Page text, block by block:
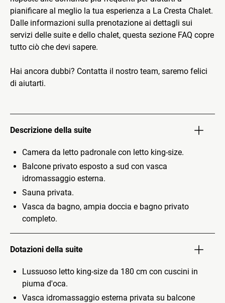
pianificare al meglio la tua esperienza a La Cresta Chalet.
Dalle informazioni sulla prenotazione ai dettagli sui
servizi delle suite e dello chalet, questa sezione FAQ copre
tutto ciò che devi sapere.
Hai ancora dubbi? Contatta il nostro team, saremo felici
di aiutarti.
Descrizione della suite
Camera da letto padronale con letto king-size.
Balcone privato esposto a sud con vasca
idromassaggio esterna.
Sauna privata.
Vasca da bagno, ampia doccia e bagno privato
completo.
Dotazioni della suite
Lussuoso letto king-size da 180 cm con cuscini in
piuma d'oca.
Vasca idromassaggio esterna privata su balcone